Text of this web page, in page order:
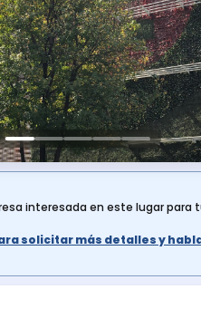
interesada en este lugar para
solicitar más detalles y